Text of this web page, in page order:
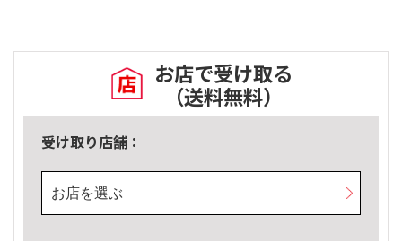
お店で受け取る
（送料無料）
受け取り店舗：
お店を選ぶ